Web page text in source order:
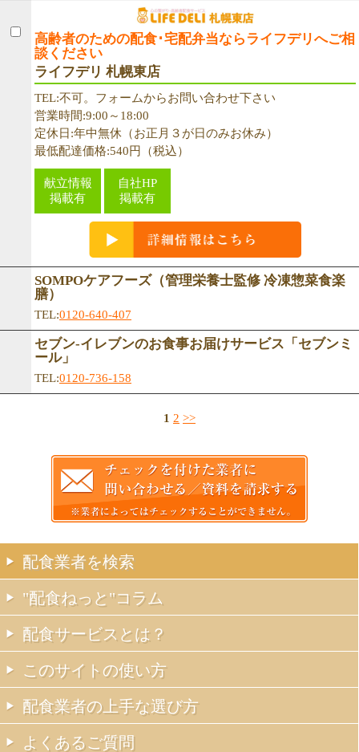
高齢者のための配食･宅配弁当ならライフデリへご相
談ください
ライフデリ 札幌東店
TEL:不可。フォームからお問い合わせ下さい
営業時間:9:00～18:00
定休日:年中無休（お正月３が日のみお休み）
最低配達価格:540円（税込）
献立情報
掲載有
自社HP
掲載有
SOMPOケアフーズ（管理栄養士監修 冷凍惣菜食楽
膳）
TEL:0120-640-407
セブン-イレブンのお食事お届けサービス「セブンミ
ール」
TEL:0120-736-158
1 2 >>
配食業者を検索
"配食ねっと"コラム
配食サービスとは？
このサイトの使い方
配食業者の上手な選び方
よくあるご質問